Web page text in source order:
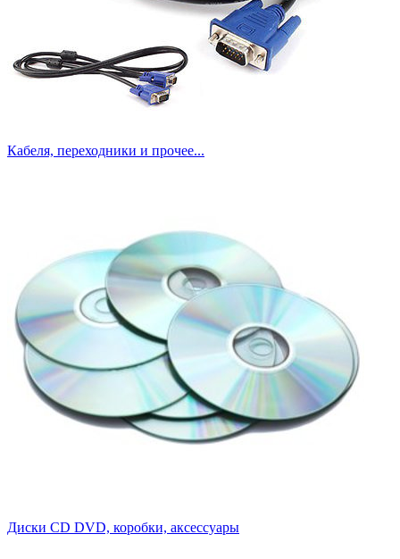
Кабеля, переходники и прочее...
Диски CD DVD, коробки, аксессуары